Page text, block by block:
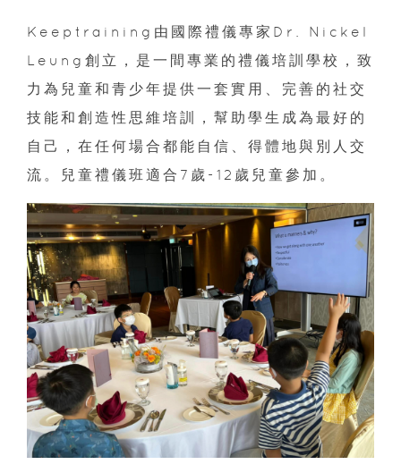
Keeptraining由國際禮儀專家Dr. Nickel
Leung創立，是一間專業的禮儀培訓學校，致
力為兒童和青少年提供一套實用、完善的社交
技能和創造性思維培訓，幫助學生成為最好的
自己，在任何場合都能自信、得體地與別人交
流。兒童禮儀班適合7歲-12歲兒童參加。